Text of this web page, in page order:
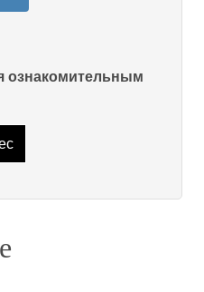
ознакомительным